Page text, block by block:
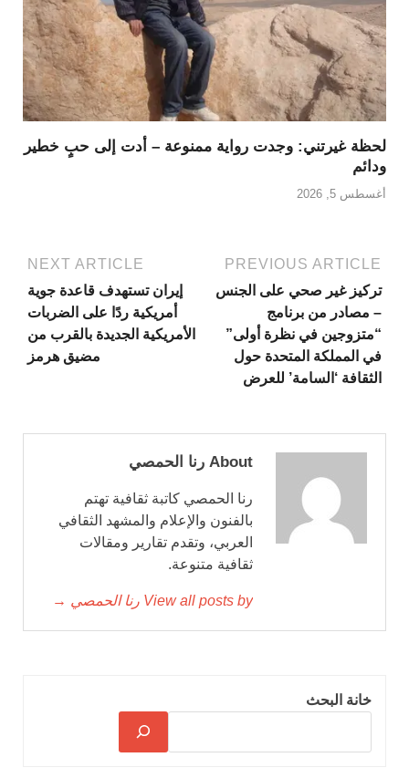
لحظة غيرتني: وجدت رواية ممنوعة – أدت إلى حبٍ خطير
ودائم
أغسطس 5, 2026
PREVIOUS ARTICLE
تركيز غير صحي على الجنس
– مصادر من برنامج
“متزوجين في نظرة أولى”
في المملكة المتحدة حول
الثقافة ‘السامة’ للعرض
NEXT ARTICLE
إيران تستهدف قاعدة جوية
أمريكية ردًا على الضربات
الأمريكية الجديدة بالقرب من
مضيق هرمز
About رنا الحمصي
رنا الحمصي كاتبة ثقافية تهتم
بالفنون والإعلام والمشهد الثقافي
العربي، وتقدم تقارير ومقالات
ثقافية متنوعة.
View all posts by رنا الحمصي →
خانة البحث